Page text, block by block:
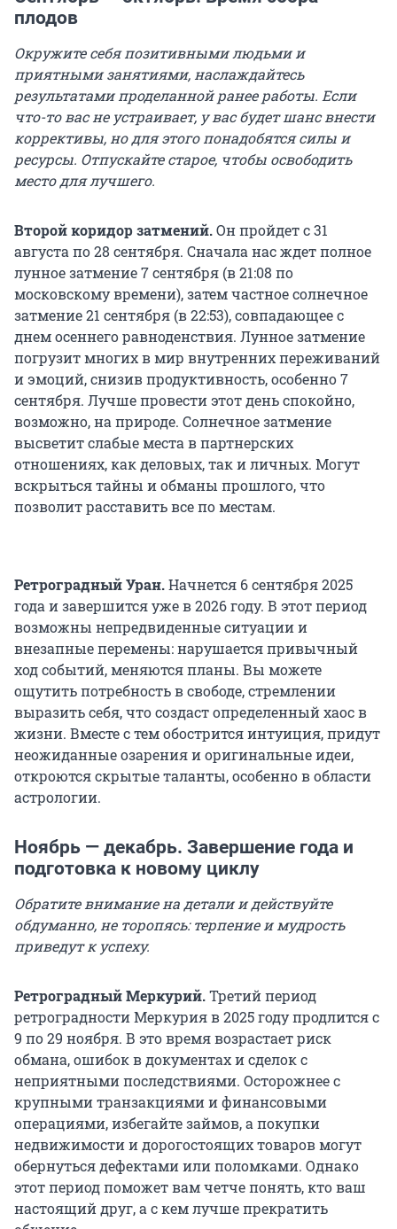
плодов
Окружите себя позитивными людьми и
приятными занятиями, наслаждайтесь
результатами проделанной ранее работы. Если
что-то вас не устраивает, у вас будет шанс внести
коррективы, но для этого понадобятся силы и
ресурсы. Отпускайте старое, чтобы освободить
место для лучшего.
Второй коридор затмений.Он пройдет с 31
августа по 28 сентября. Сначала нас ждет полное
лунное затмение 7 сентября (в 21:08 по
московскому времени), затем частное солнечное
затмение 21 сентября (в 22:53), совпадающее с
днем осеннего равноденствия. Лунное затмение
погрузит многих в мир внутренних переживаний
и эмоций, снизив продуктивность, особенно 7
сентября. Лучше провести этот день спокойно,
возможно, на природе. Солнечное затмение
высветит слабые места в партнерских
отношениях, как деловых, так и личных. Могут
вскрыться тайны и обманы прошлого, что
позволит расставить все по местам.
Ретроградный Уран.Начнется 6 сентября 2025
года и завершится уже в 2026 году. В этот период
возможны непредвиденные ситуации и
внезапные перемены: нарушается привычный
ход событий, меняются планы. Вы можете
ощутить потребность в свободе, стремлении
выразить себя, что создаст определенный хаос в
жизни. Вместе с тем обострится интуиция, придут
неожиданные озарения и оригинальные идеи,
откроются скрытые таланты, особенно в области
астрологии.
Ноябрь — декабрь. Завершение года и
подготовка к новому циклу
Обратите внимание на детали и действуйте
обдуманно, не торопясь: терпение и мудрость
приведут к успеху.
Ретроградный Меркурий.Третий период
ретроградности Меркурия в 2025 году продлится с
9 по 29 ноября. В это время возрастает риск
обмана, ошибок в документах и сделок с
неприятными последствиями. Осторожнее с
крупными транзакциями и финансовыми
операциями, избегайте займов, а покупки
недвижимости и дорогостоящих товаров могут
обернуться дефектами или поломками. Однако
этот период поможет вам четче понять, кто ваш
настоящий друг, а с кем лучше прекратить